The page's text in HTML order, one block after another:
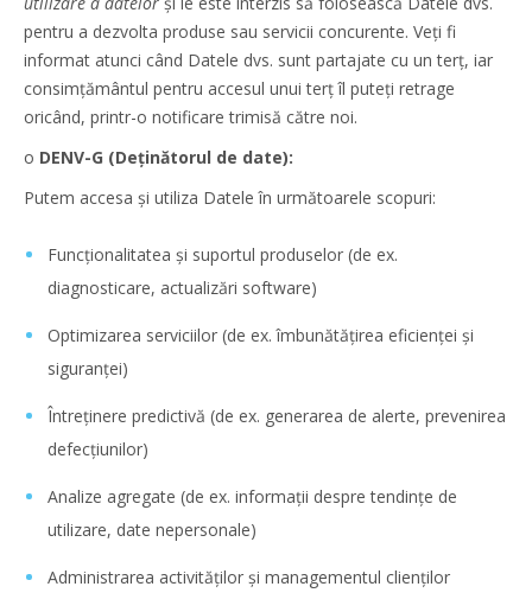
pentru a dezvolta produse sau servicii concurente. Veți fi
informat atunci când Datele dvs. sunt partajate cu un terț, iar
consimțământul pentru accesul unui terț îl puteți retrage
oricând, printr-o notificare trimisă către noi.
o DENV-G (Deținătorul de date):
Putem accesa și utiliza Datele în următoarele scopuri:
Funcționalitatea și suportul produselor (de ex.
diagnosticare, actualizări software)
Optimizarea serviciilor (de ex. îmbunătățirea eficienței și
siguranței)
Întreținere predictivă (de ex. generarea de alerte, prevenirea
defecțiunilor)
Analize agregate (de ex. informații despre tendințe de
utilizare, date nepersonale)
Administrarea activităților și managementul clienților